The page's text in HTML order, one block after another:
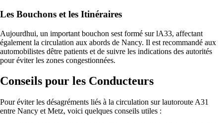
Les Bouchons et les Itinéraires
Aujourdhui, un important bouchon sest formé sur lA33, affectant
également la circulation aux abords de Nancy. Il est recommandé aux
automobilistes dêtre patients et de suivre les indications des autorités
pour éviter les zones congestionnées.
Conseils pour les Conducteurs
Pour éviter les désagréments liés à la circulation sur lautoroute A31
entre Nancy et Metz, voici quelques conseils utiles :